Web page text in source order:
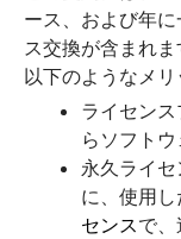
ース、および年
ス交換が含まれま
以下のようなメリ
ライセン
らソフトウ
永久ライ
に、使用
センスで